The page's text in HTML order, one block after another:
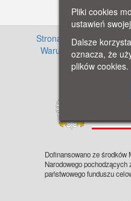
Strona główna ·
Warunki używania
serwisu
·
Dofinansowano ze
Narodowego
państwowego funduszu
Pliki cookies
ustawień
Dalsze
oznacza, że
plików cookies.